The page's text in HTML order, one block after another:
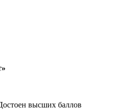
высших баллов